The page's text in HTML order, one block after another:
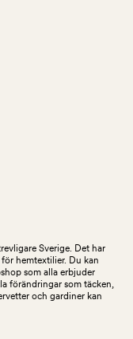
Sverige. Det har
hemtextilier. Du kan
som alla erbjuder
förändringar som täcken,
och gardiner kan